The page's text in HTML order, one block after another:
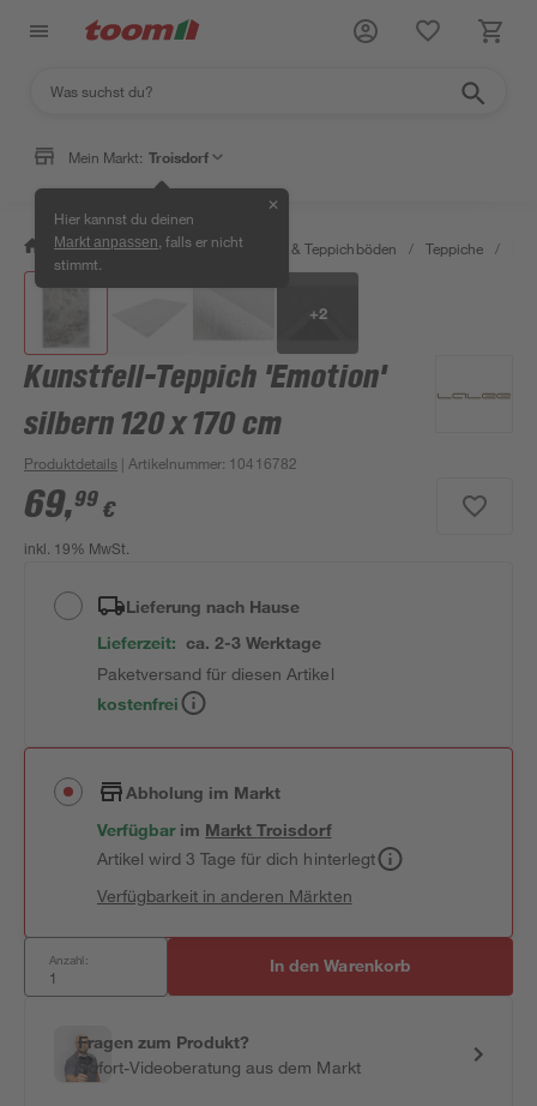
Mein Markt: Troisdorf
Hier kannst du deinen
Markt anpassen , falls er nicht
stimmt.
✕
/ Wohnen & Haushalt / Teppiche & Teppichböden / Teppiche /
+2
Kunstfell-Teppich 'Emotion'
silbern 120 x 170 cm
Produktdetails | Artikelnummer: 10416782
69,99 €
inkl. 19% MwSt.
Lieferung nach Hause
Lieferzeit: ca. 2-3 Werktage
Paketversand für diesen Artikel
kostenfrei
Abholung im Markt
Verfügbar im MarktTroisdorf
Artikel wird 3 Tage für dich hinterlegt
Verfügbarkeit in anderen Märkten
Anzahl: In den Warenkorb
Fragen zum Produkt?
Sofort-Videoberatung aus dem Markt